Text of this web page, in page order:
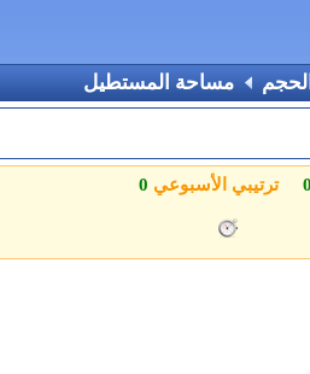
مساحة المستطيل
0 ترتيبي الأسبوعي 0